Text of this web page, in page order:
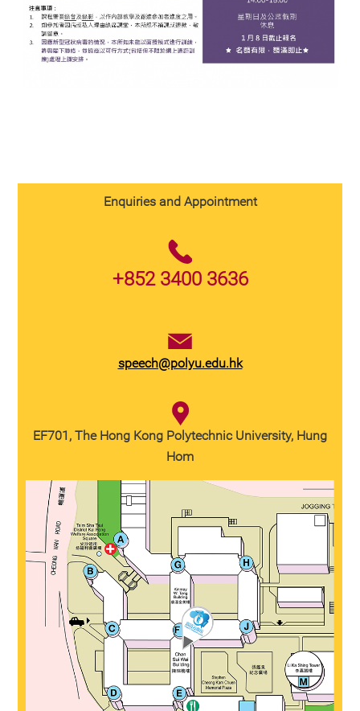
Enquiries and Appointment
+852 3400 3636
speech@polyu.edu.hk
EF701, The Hong Kong Polytechnic University, Hung
Hom